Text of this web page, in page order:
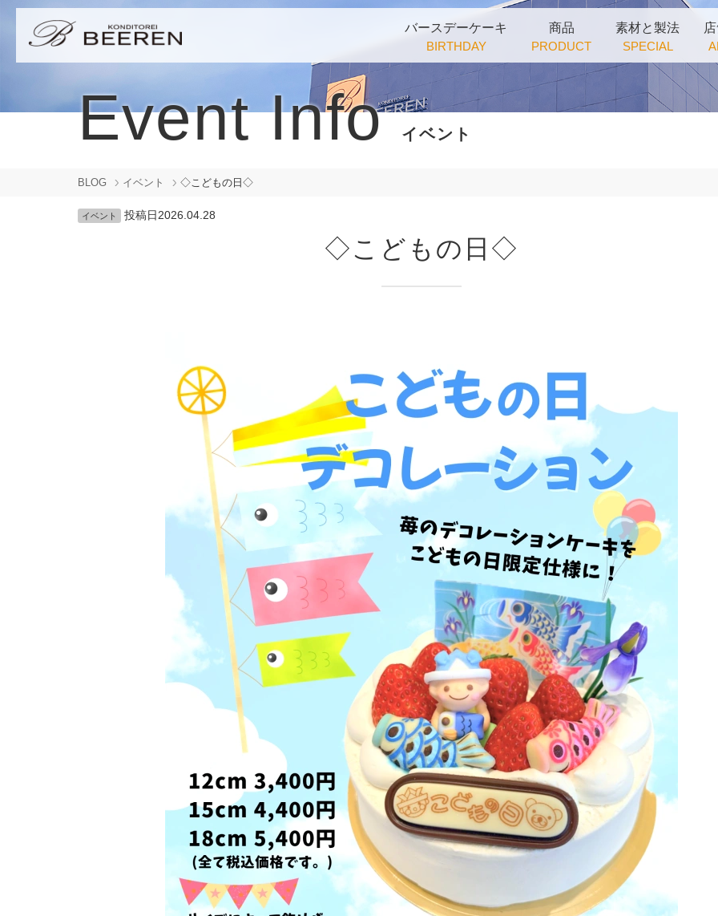
BIRTHDAY
バースデーケーキ
PRODUCT
商品
SPECIAL
素材と製法
Event Info イベント
BLOG イベント ◇こどもの日◇
イベント 投稿日2026.04.28
◇こどもの日◇